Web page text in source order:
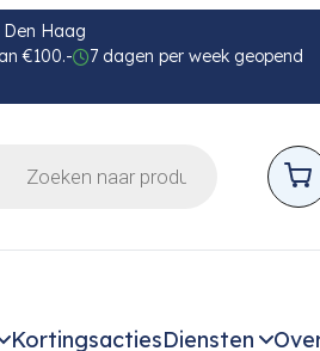
Den Haag
€100.-
7 dagen per week geopend
KortingsactiesDiensten